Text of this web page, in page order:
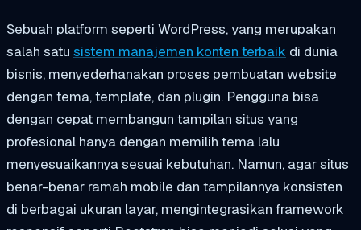
Sebuah platform seperti WordPress, yang merupakan
salah satu sistem manajemen konten terbaik di dunia
bisnis, menyederhanakan proses pembuatan website
dengan tema, template, dan plugin. Pengguna bisa
dengan cepat membangun tampilan situs yang
profesional hanya dengan memilih tema lalu
menyesuaikannya sesuai kebutuhan. Namun, agar situs
benar-benar ramah mobile dan tampilannya konsisten
di berbagai ukuran layar, mengintegrasikan framework